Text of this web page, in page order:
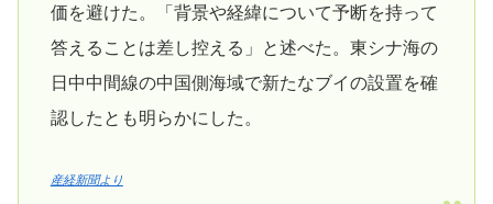
価を避けた。「背景や経緯について予断を持って
答えることは差し控える」と述べた。東シナ海の
日中中間線の中国側海域で新たなブイの設置を確
認したとも明らかにした。
産経新聞より